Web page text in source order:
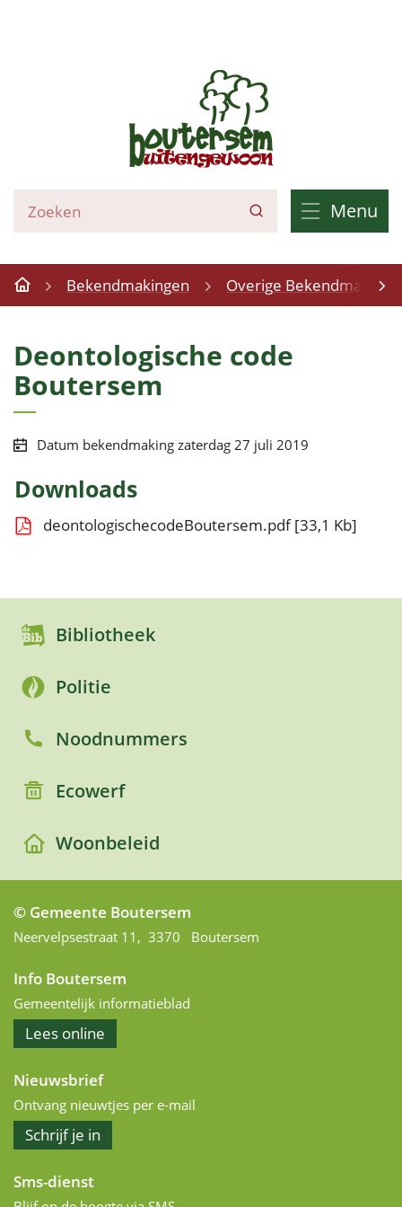
inhoud
zoek
Zoeken Menu
Startpagina
Bekendmakingen Overige
Deontologische code
Boutersem
Datum bekendmaking zaterdag 27 juli 2019
Downloads
deontologischecodeBoutersem.pdf 33,1 Kb
Bibliotheek
Politie
Noodnummers
Ecowerf
Woonbeleid
© Gemeente Boutersem
Adres
Neervelpsestraat 11 , 3370 Boutersem
Info Boutersem
Gemeentelijk informatieblad
Lees het
informatieblad
online
Nieuwsbrief
Ontvang nieuwtjes per e-mail
Schrijf je in
de
Sms-dienst